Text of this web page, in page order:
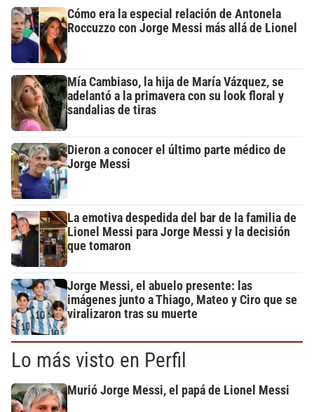
Cómo era la especial relación de Antonela
Roccuzzo con Jorge Messi más allá de Lionel
Mía Cambiaso, la hija de María Vázquez, se
adelantó a la primavera con su look floral y
sandalias de tiras
Dieron a conocer el último parte médico de
Jorge Messi
La emotiva despedida del bar de la familia de
Lionel Messi para Jorge Messi y la decisión
que tomaron
Jorge Messi, el abuelo presente: las
imágenes junto a Thiago, Mateo y Ciro que se
viralizaron tras su muerte
Lo más visto en Perfil
Murió Jorge Messi, el papá de Lionel Messi